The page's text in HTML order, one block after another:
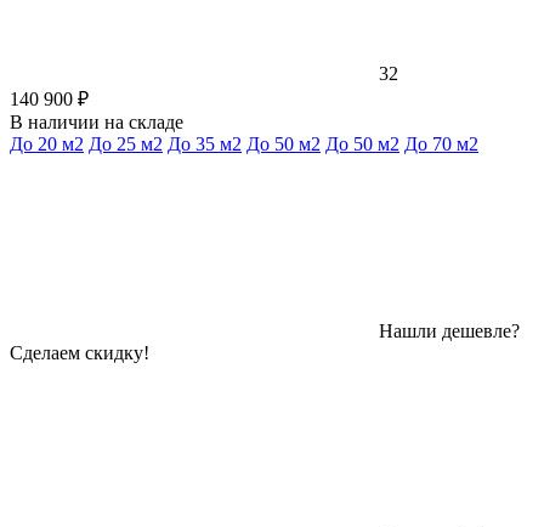
32
140 900 ₽
В наличии на складе
До 20 м2 До 25 м2 До 35 м2 До 50 м2 До 50 м2 До 70 м2
Нашли дешевле?
Сделаем скидку!